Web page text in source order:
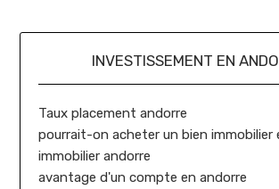
INVESTISSEMENT EN
Taux placement andorre
pourrait-on acheter un bien immobilier
immobilier andorre
avantage d'un compte en andorre